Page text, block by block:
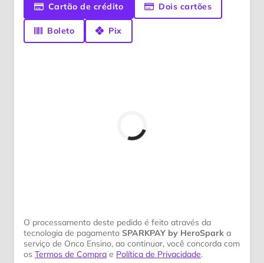
Cartão de crédito Dois cartões
Boleto Pix
O processamento deste pedido é feito através da
tecnologia de pagamento SPARKPAY by HeroSpark a
serviço de Onco Ensino, ao continuar, você concorda com
os Termos de Compra e Política de Privacidade.